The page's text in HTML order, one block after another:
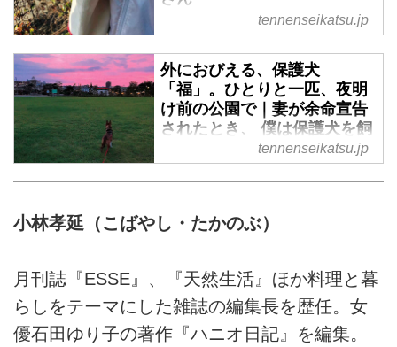
紹介します。 （『妻が余命宣告
されたとき、 僕は保護犬を飼う
ことにした』より）
妻・薫さんの末期ガン闘病中、絶
んとその家族を救ったのは、モデ
ルでデザイナーの雅姫さんのすす
めで出会った、一匹の保護犬でし
た。家に迎えたばかりの、臆病な
「福」の様子を紹介します。
（『妻が余命宣告されたとき、
tennenseikatsu.jp
外におびえる、保護犬
「福」。ひとりと一匹、夜明
け前の公園で｜妻が余命宣告
されたとき、 僕は保護犬を飼
うことにした／小林孝延さん
んとその家族を救ったのは、モデ
ルでデザイナーの雅姫さんのすす
た。小林さんが「福」とのお散歩
に格闘する日々を紹介します。
（『妻が余命宣告されたとき、
僕は保護犬を飼うことにした』よ
tennenseikatsu.jp
小林孝延（こばやし・たかのぶ）
月刊誌『ESSE』、『天然生活』ほか料理と暮
らしをテーマにした雑誌の編集長を歴任。女
優石田ゆり子の著作『ハニオ日記』を編集。